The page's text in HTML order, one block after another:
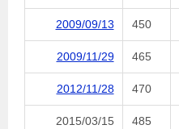
2009/09/13 450
2009/11/29 465
2012/11/28 470
2015/03/15 485